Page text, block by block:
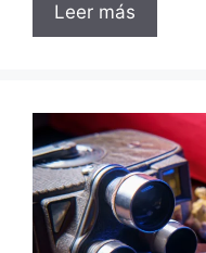
Leer más